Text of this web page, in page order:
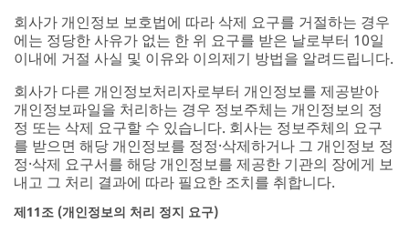
회사가 개인정보 보호법에 따라 삭제 요구를 거절하는 경우
에는 정당한 사유가 없는 한 위 요구를 받은 날로부터 10일
이내에 거절 사실 및 이유와 이의제기 방법을 알려드립니다.
회사가 다른 개인정보처리자로부터 개인정보를 제공받아
개인정보파일을 처리하는 경우 정보주체는 개인정보의 정
정 또는 삭제 요구할 수 있습니다. 회사는 정보주체의 요구
를 받으면 해당 개인정보를 정정·삭제하거나 그 개인정보 정
정·삭제 요구서를 해당 개인정보를 제공한 기관의 장에게 보
내고 그 처리 결과에 따라 필요한 조치를 취합니다.
제11조 (개인정보의 처리 정지 요구)